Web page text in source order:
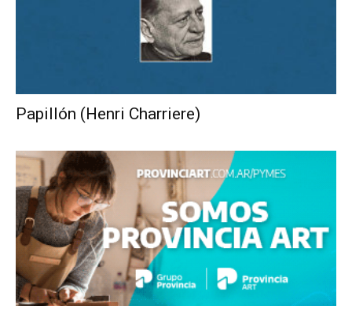
Papillón (Henri Charriere)